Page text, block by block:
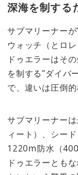
深海を制する
サブマリーナー
ウォッチ（とロ
ドゥエラーはそ
を制する”ダイバ
で、違いは圧倒
サブマリーナー
ィート）、シー
1220m防水（
ドゥエラーとも